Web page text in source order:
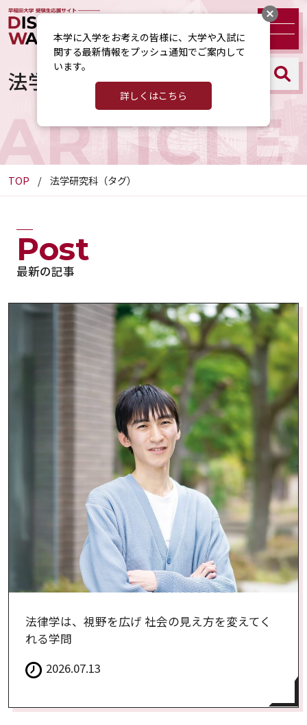
法学研究科（タグ）
TOP 法学研究科（タグ）
最新の記事
Post
法律学は、視野を広げ 社会の見え方を変えてく
れる学問
2026.07.13
本学に入学をお考えの皆様に、大学や入試に
関する最新情報をプッシュ通知でご案内して
います。
詳しくはこちら